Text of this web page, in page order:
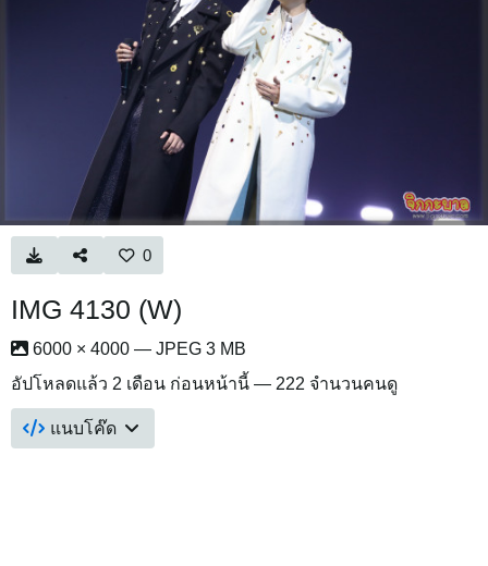
0
IMG 4130 (W)
6000 × 4000 — JPEG 3 MB
อัปโหลดแล้ว 2 เดือน ก่อนหน้านี้ — 222 จำนวนคนดู
แนบโค๊ด